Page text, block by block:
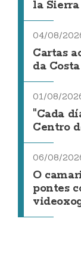
la Sierra
04/08/
Cartas
da
01/08/
"Cada
Centro
06/08/
O
pontes